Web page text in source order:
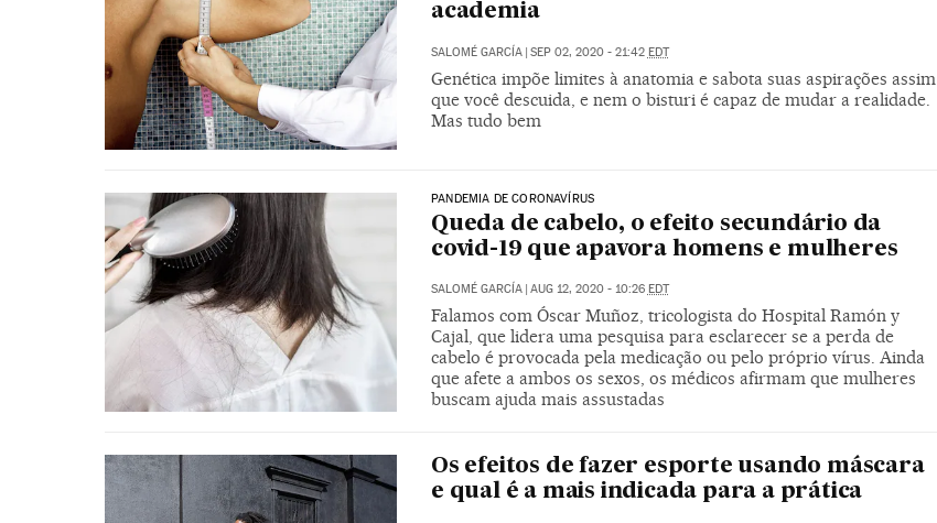
academia
SALOMÉ GARCÍA SEP 02, 2020 - 21:42 EDT
Genética impõe limites à anatomia e sabota suas aspirações assim
que você descuida, e nem o bisturi é capaz de mudar a realidade.
Mas tudo bem
PANDEMIA DE CORONAVÍRUS
Queda de cabelo, o efeito secundário da
covid-19 que apavora homens e mulheres
SALOMÉ GARCÍA | AUG 12, 2020 - 10:26 EDT
Falamos com Óscar Muñoz, tricologista do Hospital Ramón y
Cajal, que lidera uma pesquisa para esclarecer se a perda de
cabelo é provocada pela medicação ou pelo próprio vírus. Ainda
que afete a ambos os sexos, os médicos afirmam que mulheres
buscam ajuda mais assustadas
Os efeitos de fazer esporte usando máscara
e qual é a mais indicada para a prática